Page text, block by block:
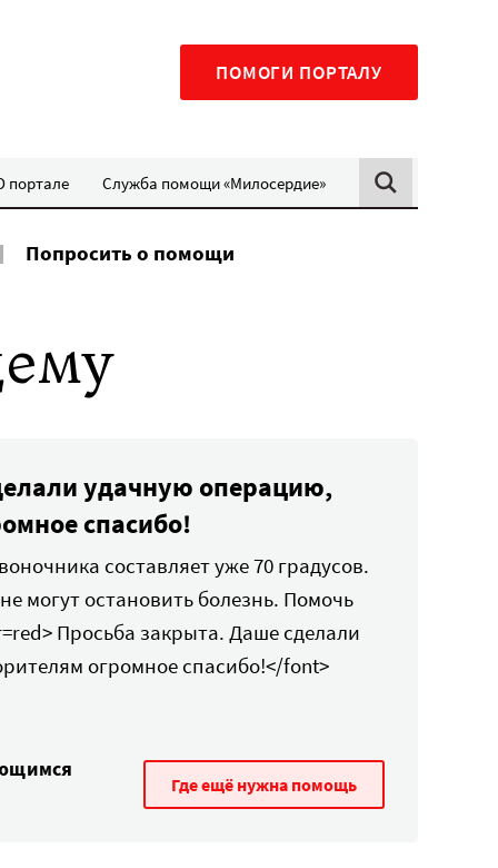
ПОМОГИ ПОРТАЛУ
портале Служба помощи «Милосердие»
Попросить о помощи
удачную операцию,
спасибо!
составляет уже 70 градусов.
могут остановить болезнь. Помочь
Просьба закрыта. Даше сделали
огромное спасибо!</font>
Где ещё нужна помощь